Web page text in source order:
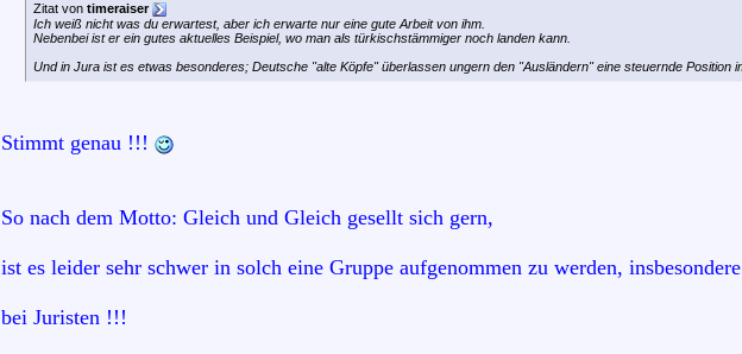
Zitat von timeraiser
Ich weiß nicht was du erwartest, aber ich erwarte nur eine gute Arbeit von ihm.
Nebenbei ist er ein gutes aktuelles Beispiel, wo man als türkischstämmiger noch landen kann.
Und in Jura ist es etwas besonderes; Deutsche "alte Köpfe" überlassen ungern den "Ausländern" eine steuernde Position
Stimmt genau !!!
So nach dem Motto: Gleich und Gleich gesellt sich gern,
ist es leider sehr schwer in solch eine Gruppe aufgenommen zu werden, insbesondere
bei Juristen !!!